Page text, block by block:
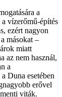
a
vízerőmű-építés
ezért nagyon
másokat –
miatt
az nem használ,
a
Duna esetében
erővel
viták.